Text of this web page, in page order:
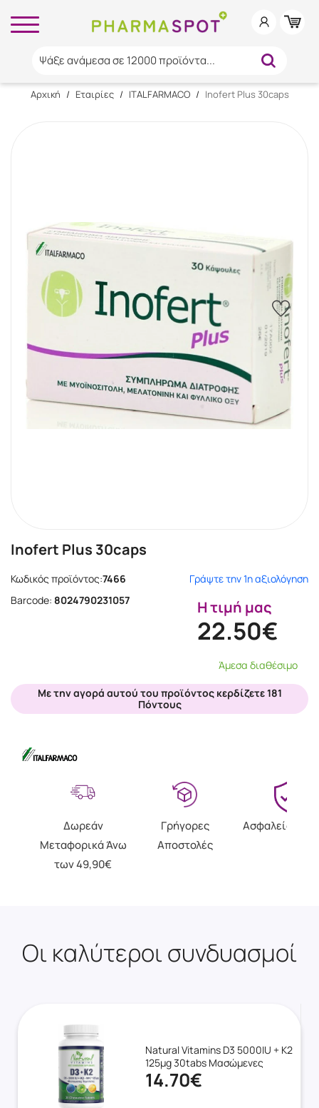
Ψάξε ανάμεσα σε 12000 προϊόντα...
Αρχική / Εταιρίες / ITALFARMACO / Inofert Plus 30caps
Inofert Plus 30caps
Κωδικός προϊόντος:7466
Γράψτε την 1η αξιολόγηση
Barcode: 8024790231057 Η τιμή μας
22.50€
Άμεσα διαθέσιμο
Με την αγορά αυτού του προϊόντος κερδίζετε 181
Πόντους
Δωρεάν
Μεταφορικά Άνω
των 49,90€
Γρήγορες
Αποστολές
Ασφαλείς
Οι καλύτεροι συνδυασμοί
Natural Vitamins D3 5000IU + K2
125μg 30tabs Μασώμενες
14.70€